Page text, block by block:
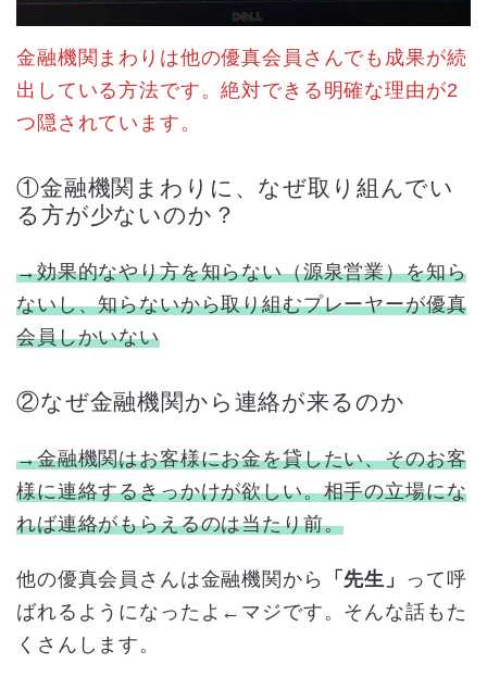
金融機関まわりは他の優真会員さんでも成果が続
出している方法です。絶対できる明確な理由が2
つ隠されています。
①金融機関まわりに、なぜ取り組んでい
る方が少ないのか？
→効果的なやり方を知らない（源泉営業）を知ら
ないし、知らないから取り組むプレーヤーが優真
会員しかいない
②なぜ金融機関から連絡が来るのか
→金融機関はお客様にお金を貸したい、そのお客
様に連絡するきっかけが欲しい。相手の立場にな
れば連絡がもらえるのは当たり前。
他の優真会員さんは金融機関から 「先生」
って呼
ばれるようになったよ←マジです。そんな話もた
くさんします。